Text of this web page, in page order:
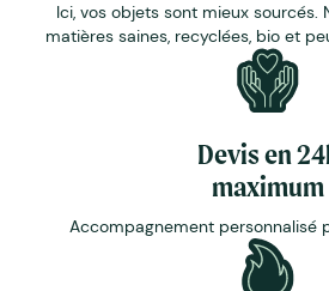
Ici, vos objets sont mieux sourcés.
matières saines, recyclées, bio et
Devis en
maximum
Accompagnement personnalisé